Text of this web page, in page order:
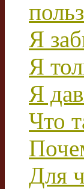
Я
Я
Я
Что
Для